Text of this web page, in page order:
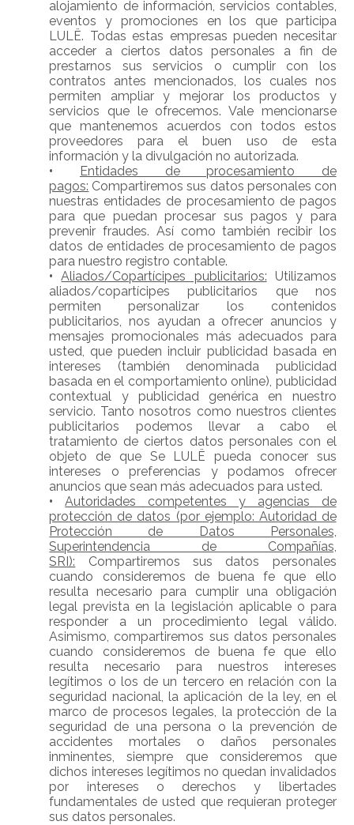
alojamiento de información, servicios contables,
eventos y promociones en los que participa
LULË. Todas estas empresas pueden necesitar
acceder a ciertos datos personales a fin de
prestarnos sus servicios o cumplir con los
contratos antes mencionados, los cuales nos
permiten ampliar y mejorar los productos y
servicios que le ofrecemos. Vale mencionarse
que mantenemos acuerdos con todos estos
proveedores para el buen uso de esta
información y la divulgación no autorizada.
• Entidades de procesamiento de
pagos: Compartiremos sus datos personales con
nuestras entidades de procesamiento de pagos
para que puedan procesar sus pagos y para
prevenir fraudes. Así como también recibir los
datos de entidades de procesamiento de pagos
para nuestro registro contable.
•Aliados/Copartícipes publicitarios: Utilizamos
aliados/copartícipes publicitarios que nos
permiten personalizar los contenidos
publicitarios, nos ayudan a ofrecer anuncios y
mensajes promocionales más adecuados para
usted, que pueden incluir publicidad basada en
intereses (también denominada publicidad
basada en el comportamiento online), publicidad
contextual y publicidad genérica en nuestro
servicio. Tanto nosotros como nuestros clientes
publicitarios podemos llevar a cabo el
tratamiento de ciertos datos personales con el
objeto de que Se LULË pueda conocer sus
intereses o preferencias y podamos ofrecer
anuncios que sean más adecuados para usted.
•Autoridades competentes y agencias de
protección de datos (por ejemplo: Autoridad de
Protección de Datos Personales,
Superintendencia de Compañías,
SRI): Compartiremos sus datos personales
cuando consideremos de buena fe que ello
resulta necesario para cumplir una obligación
legal prevista en la legislación aplicable o para
responder a un procedimiento legal válido.
Asimismo, compartiremos sus datos personales
cuando consideremos de buena fe que ello
resulta necesario para nuestros intereses
legítimos o los de un tercero en relación con la
seguridad nacional, la aplicación de la ley, en el
marco de procesos legales, la protección de la
seguridad de una persona o la prevención de
accidentes mortales o daños personales
inminentes, siempre que consideremos que
dichos intereses legítimos no quedan invalidados
por intereses o derechos y libertades
fundamentales de usted que requieran proteger
sus datos personales.